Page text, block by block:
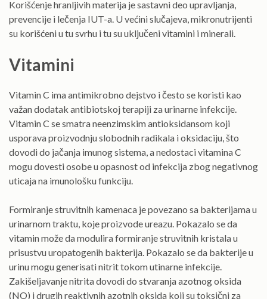
Korišćenje hranljivih materija je sastavni deo upravljanja,
prevencije i lečenja IUT-a. U većini slučajeva, mikronutrijenti
su korišćeni u tu svrhu i tu su uključeni vitamini i minerali.
Vitamini
Vitamin C ima antimikrobno dejstvo i često se koristi kao
važan dodatak antibiotskoj terapiji za urinarne infekcije.
Vitamin C se smatra neenzimskim antioksidansom koji
usporava proizvodnju slobodnih radikala i oksidaciju, što
dovodi do jačanja imunog sistema, a nedostaci vitamina C
mogu dovesti osobe u opasnost od infekcija zbog negativnog
uticaja na imunološku funkciju.
Formiranje struvitnih kamenaca je povezano sa bakterijama u
urinarnom traktu, koje proizvode ureazu. Pokazalo se da
vitamin može da modulira formiranje struvitnih kristala u
prisustvu uropatogenih bakterija. Pokazalo se da bakterije u
urinu mogu generisati nitrit tokom utinarne infekcije.
Zakišeljavanje nitrita dovodi do stvaranja azotnog oksida
(NO) i drugih reaktivnih azotnih oksida koji su toksični za